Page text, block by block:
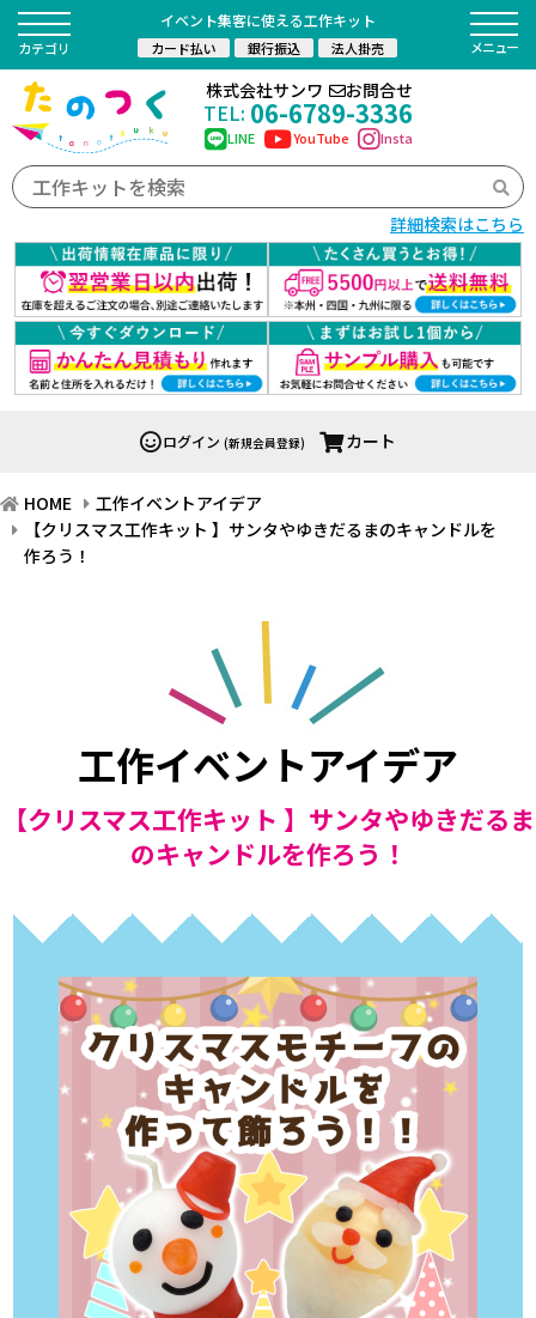
イベント集客に使える工作キット
カード払い 銀行振込 法人掛売
詳細検索はこちら
株式会社サンワ お問合せ
TEL: 06-6789-3336
LINE YouTube Insta
カテゴリ
ログイン (新規会員登録) カート
HOME
工作イベントアイデア
【クリスマス工作キット 】サンタやゆきだるまのキャンドルを
作ろう！
工作イベントアイデア
【クリスマス工作キット 】サンタやゆきだるま
のキャンドルを作ろう！